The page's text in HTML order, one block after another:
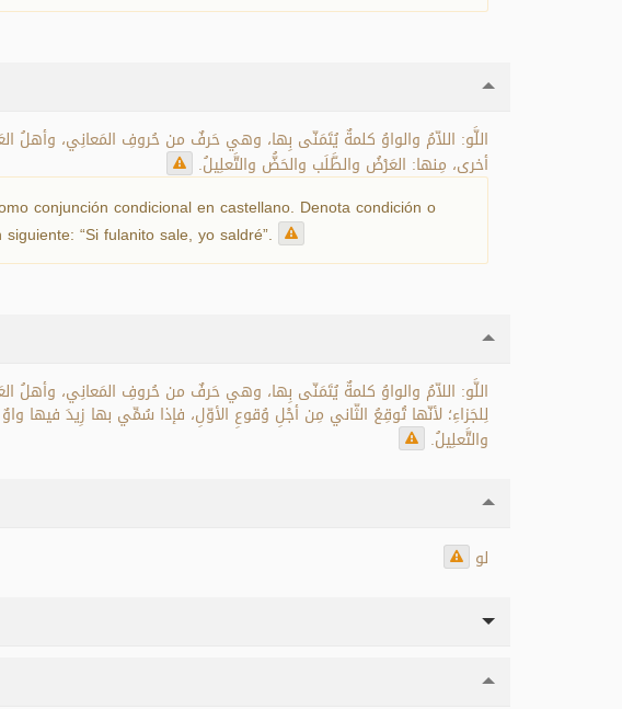
اللَّو: اللاّمُ والواوُ كلمةٌ يُتَمَنّى بِها، وهي حَرفٌ من حُروفِ المَعانِي، وأهلُ
أخرى، مِنها: العَرْضُ والطَّلَب والحَضُّ والتَّعلِيلُ.
conjunción condicional en castellano. Denota condición o
“Si fulanito sale, yo saldré”.
اللَّو: اللاّمُ والواوُ كلمةٌ يُتَمَنّى بِها، وهي حَرفٌ من حُروفِ المَعانِي، وأهلُ
لِلجَزاءِ؛ لأنّها تُوقِعُ الثّاني مِن أجْلِ وُقوعِ الأوّلِ، فإذا سُمِّي بها زِيدَ
والتَّعلِيلُ.
لو